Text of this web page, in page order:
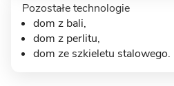
9 zdjęć
Pozostałe technologie
dom z bali,
dom z perlitu,
dom ze szkieletu stalowego.